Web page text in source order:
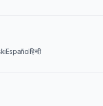
Españolहिन्दी